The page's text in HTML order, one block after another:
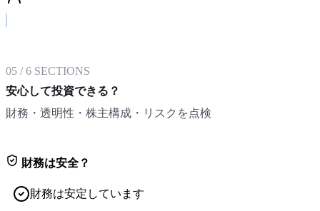
05 /6 SECTIONS
安心して投資できる？
財務・透明性・株主構成・リスクを点検
財務は安全？
財務は安定しています